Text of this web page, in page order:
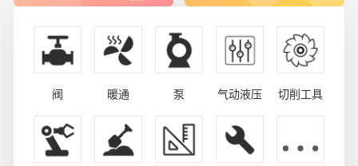
阀 暖通 泵 气动液压 切削工具